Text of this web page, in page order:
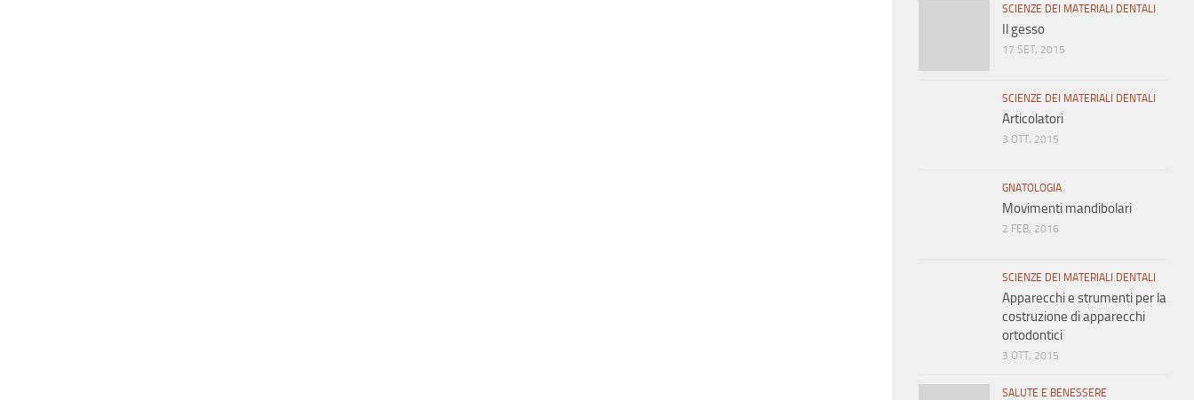
SCIENZE DEI MATERIALI DENTALI
Il gesso
17 SET, 2015
SCIENZE DEI MATERIALI DENTALI
Articolatori
3 OTT, 2015
GNATOLOGIA
Movimenti mandibolari
2 FEB, 2016
SCIENZE DEI MATERIALI DENTALI
Apparecchi e strumenti per la
costruzione di apparecchi
ortodontici
3 OTT, 2015
SALUTE E BENESSERE